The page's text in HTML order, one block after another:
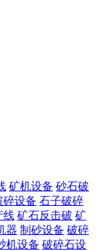
矿机设备 砂石破
碎设备 石子破碎
线 矿石反击破 矿
器 制砂设备 破碎
机设备 破碎石设